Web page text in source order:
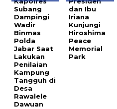
Subang
Dampingi
Wadir
Binmas
Polda
Jabar Saat
Lakukan
Penilaian
Kampung
Tangguh di
Desa
Rawalele
Dawuan
dan Ibu
Iriana
Kunjungi
Hiroshima
Peace
Memorial
Park